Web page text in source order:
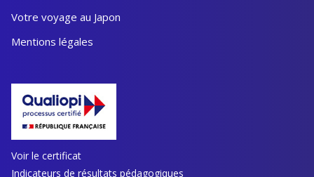
Votre voyage au Japon
Mentions légales
Voir le certificat
Indicateurs de résultats pédagogiques